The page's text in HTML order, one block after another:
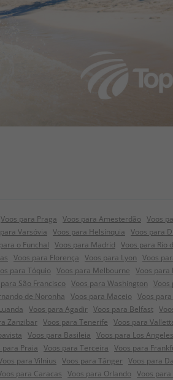
Voos para Praga Voos para Amesterdão Voos
Varsóvia Voos para Helsínquia Voos para
o Funchal Voos para Madrid Voos para Rio
Voos para Florença Voos para Lyon Voos
para Tóquio Voos para Melbourne Voos para
São Francisco Voos para Washington Voos
de Noronha Voos para Maceio Voos
Voos para Agadir Voos para Belfast
Zanzibar Voos para Tenerife Voos para
Voos para Basileia Voos para Los Angeles
para Praia Voos para Terceira Voos para
para Vilnius Voos para Tânger Voos para
para Caracas Voos para Orlando Voos